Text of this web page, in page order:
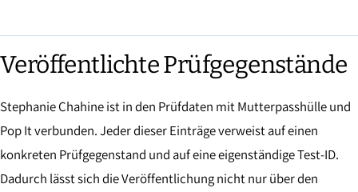
Veröffentlichte Prüfgegenstände
Stephanie Chahine ist in den Prüfdaten mit Mutterpasshülle und
Pop It verbunden. Jeder dieser Einträge verweist auf einen
konkreten Prüfgegenstand und auf eine eigenständige Test-ID.
Dadurch lässt sich die Veröffentlichung nicht nur über den